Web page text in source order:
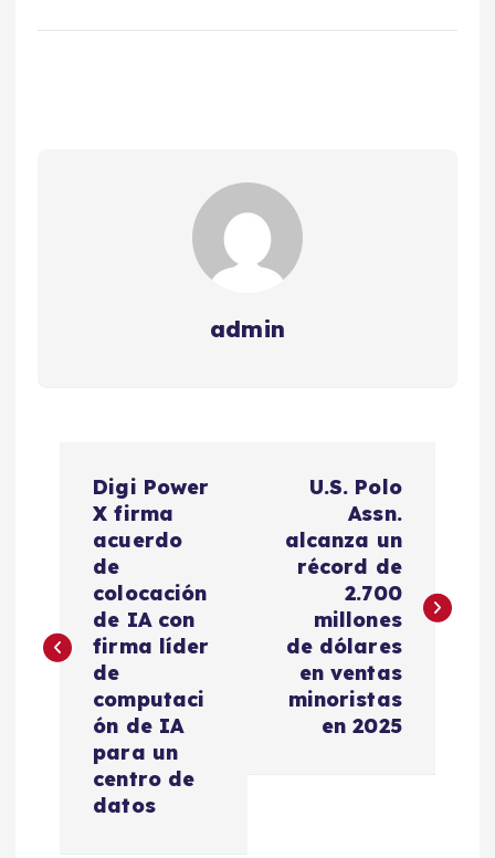
admin
e
Digi Power
X firma
acuerdo
de
colocación
de IA con
firma líder
de
computaci
ón de IA
para un
centro de
datos
U.S. Polo
Assn.
alcanza un
récord de
2.700
millones
de dólares
en ventas
minoristas
en 2025